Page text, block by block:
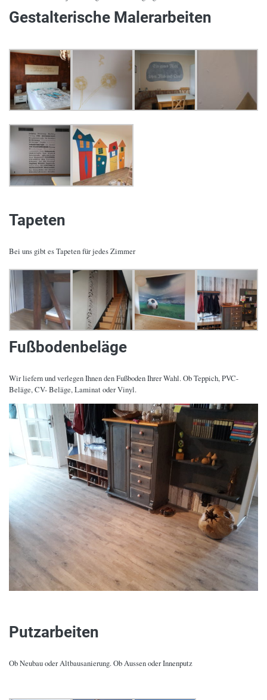
Gestalterische Malerarbeiten
Tapeten
Bei uns gibt es Tapeten für jedes Zimmer
Fußbodenbeläge
Wir liefern und verlegen Ihnen den Fußboden Ihrer Wahl. Ob Teppich, PVC-
Beläge, CV- Beläge, Laminat oder Vinyl.
Putzarbeiten
Ob Neubau oder Altbausanierung. Ob Aussen oder Innenputz